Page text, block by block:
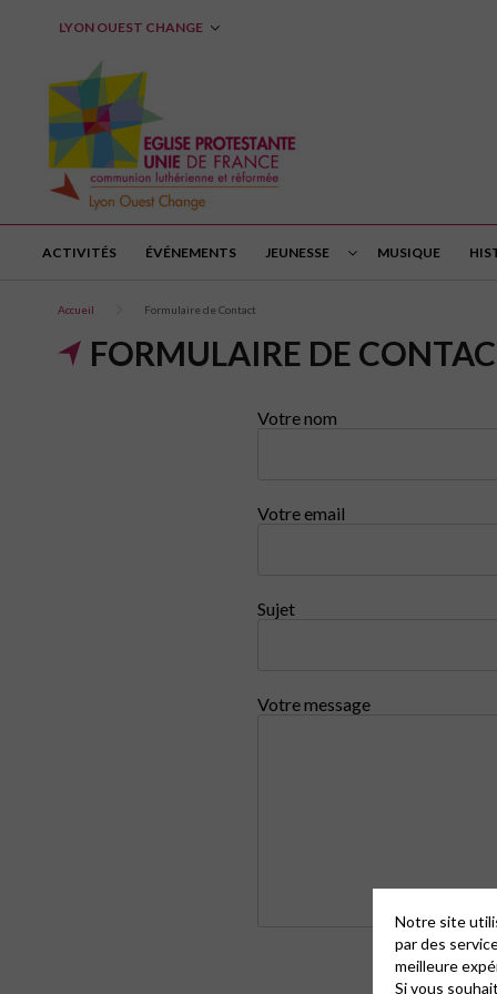
LYON OUEST CHANGE
ACTIVITÉS ÉVÉNEMENTS JEUNESSE MUSIQUE
Accueil Formulaire de Contact
FORMULAIRE DE
Votre nom
Votre email
Sujet
Votre message
Notre site
par des
meilleure
Si vous